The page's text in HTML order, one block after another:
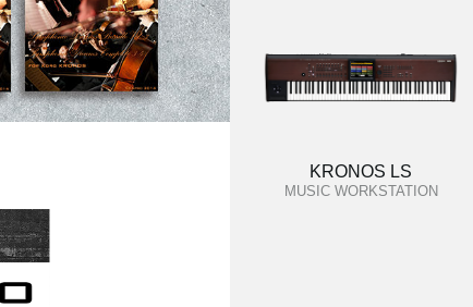
KRONOS LS
MUSIC WORKSTATION